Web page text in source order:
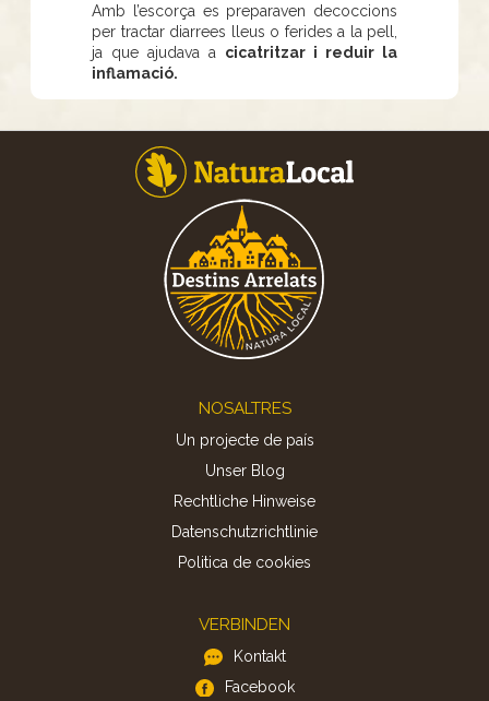
Amb l’escorça es preparaven decoccions
per tractar diarrees lleus o ferides a la pell,
ja que ajudava a cicatritzar i reduir la
inflamació.
NOSALTRES
Un projecte de país
Unser Blog
Rechtliche Hinweise
Datenschutzrichtlinie
Politica de cookies
VERBINDEN
Kontakt
Facebook